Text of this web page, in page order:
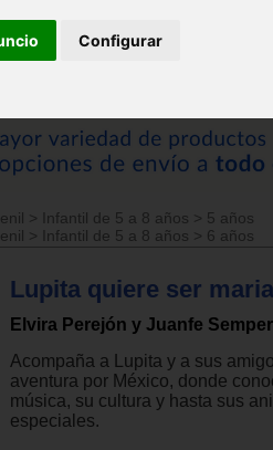
Configurar
> Infantil de 5 a 8 años > 5 años
> Infantil de 5 a 8 años > 6 años
Lupita quiere ser
Elvira Perejón y Juanfe
Acompaña a Lupita y a sus
aventura por México, donde
música, su cultura y hasta sus
especiales.